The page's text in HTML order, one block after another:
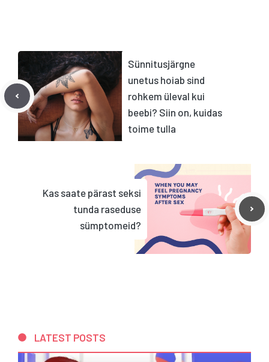
Sünnitusjärgne
unetus hoiab sind
rohkem üleval kui
beebi? Siin on, kuidas
toime tulla
Kas saate pärast seksi
tunda raseduse
sümptomeid?
LATEST POSTS